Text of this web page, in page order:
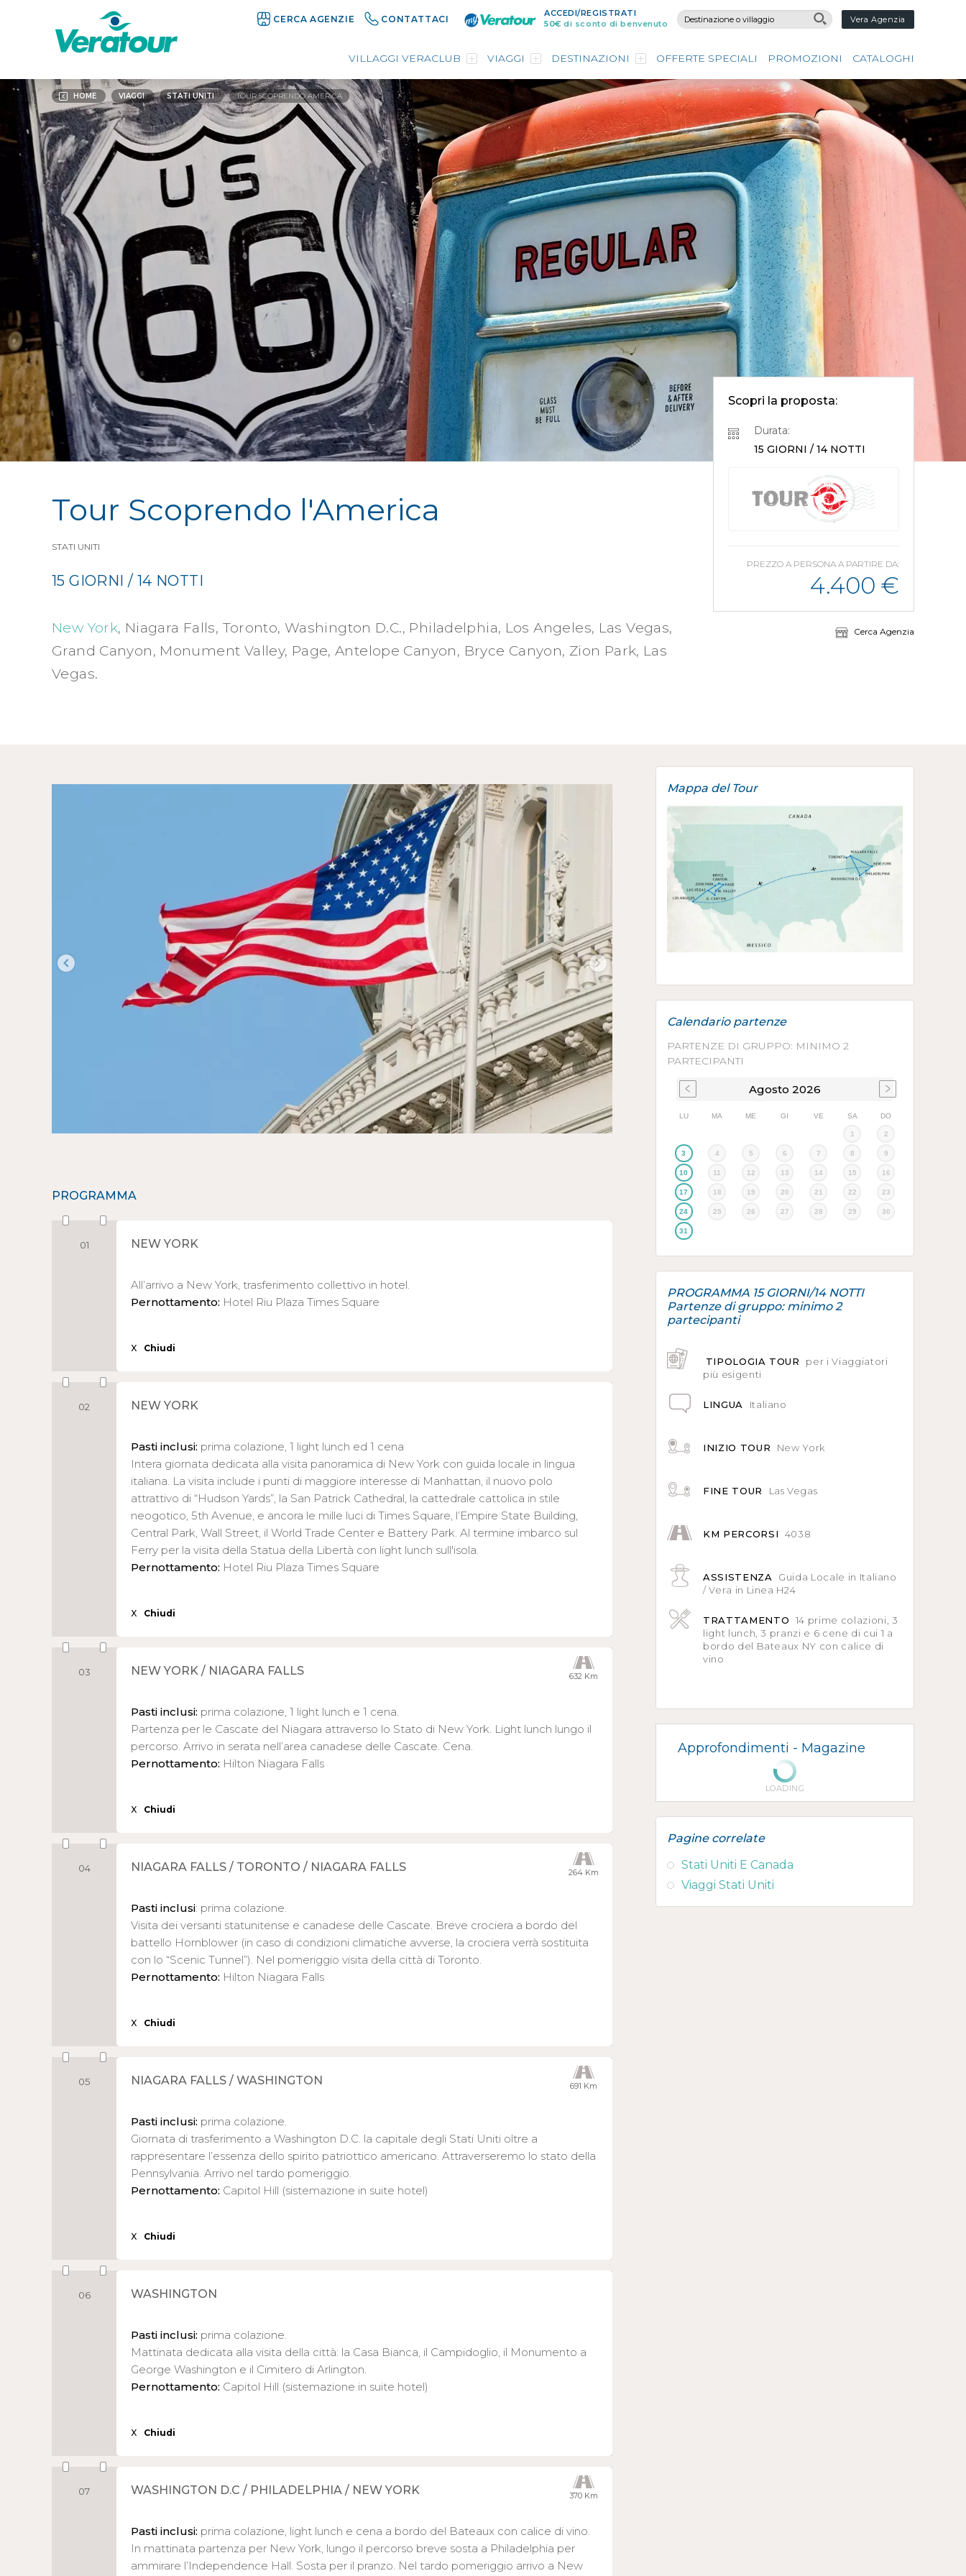
CERCA AGENZIE CONTATTACI
ACCEDI/REGISTRATI
50€ di sconto di benvenuto Vera Agenzia
VILLAGGI VERACLUB VIAGGI DESTINAZIONI OFFERTE SPECIALI PROMOZIONI CATALOGHI
HOME VIAGGI STATI UNITI TOUR SCOPRENDO AMERICA
Tour Scoprendo l'America
STATI UNITI
15 GIORNI / 14 NOTTI
New York, Niagara Falls, Toronto, Washington D.C., Philadelphia, Los Angeles, Las Vegas,
Grand Canyon, Monument Valley, Page, Antelope Canyon, Bryce Canyon, Zion Park, Las
Vegas.
Scopri la proposta:
Durata:
15 GIORNI / 14 NOTTI
PREZZO A PERSONA A PARTIRE DA:
4.400 €
Cerca Agenzia
PROGRAMMA
01 NEW YORK
All’arrivo a New York, trasferimento collettivo in hotel.
Pernottamento: Hotel Riu Plaza Times Square
X Chiudi
02 NEW YORK
Pasti inclusi: prima colazione, 1 light lunch ed 1 cena
Intera giornata dedicata alla visita panoramica di New York con guida locale in lingua
italiana. La visita include i punti di maggiore interesse di Manhattan, il nuovo polo
attrattivo di “Hudson Yards”, la San Patrick Cathedral, la cattedrale cattolica in stile
neogotico, 5th Avenue, e ancora le mille luci di Times Square, l’Empire State Building,
Central Park, Wall Street, il World Trade Center e Battery Park. Al termine imbarco sul
Ferry per la visita della Statua della Libertà con light lunch sull'isola.
Pernottamento: Hotel Riu Plaza Times Square
X Chiudi
03 632 Km
NEW YORK / NIAGARA FALLS
Pasti inclusi: prima colazione, 1 light lunch e 1 cena.
Partenza per le Cascate del Niagara attraverso lo Stato di New York. Light lunch lungo il
percorso. Arrivo in serata nell’area canadese delle Cascate. Cena.
Pernottamento: Hilton Niagara Falls
X Chiudi
04 264 Km
NIAGARA FALLS / TORONTO / NIAGARA FALLS
Pasti inclusi: prima colazione.
Visita dei versanti statunitense e canadese delle Cascate. Breve crociera a bordo del
battello Hornblower (in caso di condizioni climatiche avverse, la crociera verrà sostituita
con lo “Scenic Tunnel”). Nel pomeriggio visita della città di Toronto.
Pernottamento: Hilton Niagara Falls
X Chiudi
05 691 Km
NIAGARA FALLS / WASHINGTON
Pasti inclusi: prima colazione.
Giornata di trasferimento a Washington D.C. la capitale degli Stati Uniti oltre a
rappresentare l’essenza dello spirito patriottico americano. Attraverseremo lo stato della
Pennsylvania. Arrivo nel tardo pomeriggio.
Pernottamento: Capitol Hill (sistemazione in suite hotel)
X Chiudi
06 WASHINGTON
Pasti inclusi: prima colazione.
Mattinata dedicata alla visita della città: la Casa Bianca, il Campidoglio, il Monumento a
George Washington e il Cimitero di Arlington.
Pernottamento: Capitol Hill (sistemazione in suite hotel)
X Chiudi
07 370 Km
WASHINGTON D.C / PHILADELPHIA / NEW YORK
Pasti inclusi: prima colazione, light lunch e cena a bordo del Bateaux con calice di vino.
In mattinata partenza per New York, lungo il percorso breve sosta a Philadelphia per
ammirare l’Independence Hall. Sosta per il pranzo. Nel tardo pomeriggio arrivo a New
Mappa del Tour
Calendario partenze
PARTENZE DI GRUPPO: MINIMO 2
PARTECIPANTI
Agosto 2026
LU MA ME GI VE SA DO
1 2
3 4 5 6 7 8 9
10 11 12 13 14 15 16
17 18 19 20 21 22 23
24 25 26 27 28 29 30
31
PROGRAMMA 15 GIORNI/14 NOTTI
Partenze di gruppo: minimo 2
partecipanti
TIPOLOGIA TOUR
per i Viaggiatori
più esigenti
LINGUA Italiano
INIZIO TOUR New York
FINE TOUR Las Vegas
KM PERCORSI 4038
ASSISTENZA
Guida Locale in Italiano
/ Vera in Linea H24
TRATTAMENTO
14 prime colazioni, 3
light lunch, 3 pranzi e 6 cene di cui 1 a
bordo del Bateaux NY con calice di
vino
Approfondimenti - Magazine
LOADING
Pagine correlate
Stati Uniti E Canada
Viaggi Stati Uniti